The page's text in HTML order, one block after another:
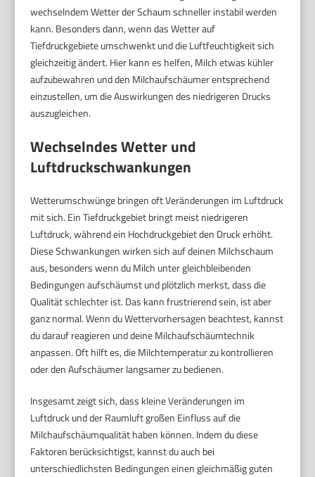
wechselndem Wetter der Schaum schneller instabil werden
kann. Besonders dann, wenn das Wetter auf
Tiefdruckgebiete umschwenkt und die Luftfeuchtigkeit sich
gleichzeitig ändert. Hier kann es helfen, Milch etwas kühler
aufzubewahren und den Milchaufschäumer entsprechend
einzustellen, um die Auswirkungen des niedrigeren Drucks
auszugleichen.
Wechselndes Wetter und
Luftdruckschwankungen
Wetterumschwünge bringen oft Veränderungen im Luftdruck
mit sich. Ein Tiefdruckgebiet bringt meist niedrigeren
Luftdruck, während ein Hochdruckgebiet den Druck erhöht.
Diese Schwankungen wirken sich auf deinen Milchschaum
aus, besonders wenn du Milch unter gleichbleibenden
Bedingungen aufschäumst und plötzlich merkst, dass die
Qualität schlechter ist. Das kann frustrierend sein, ist aber
ganz normal. Wenn du Wettervorhersagen beachtest, kannst
du darauf reagieren und deine Milchaufschäumtechnik
anpassen. Oft hilft es, die Milchtemperatur zu kontrollieren
oder den Aufschäumer langsamer zu bedienen.
Insgesamt zeigt sich, dass kleine Veränderungen im
Luftdruck und der Raumluft großen Einfluss auf die
Milchaufschäumqualität haben können. Indem du diese
Faktoren berücksichtigst, kannst du auch bei
unterschiedlichsten Bedingungen einen gleichmäßig guten